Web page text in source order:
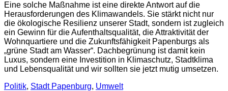
Eine solche Maßnahme ist eine direkte Antwort auf die
Herausforderungen des Klimawandels. Sie stärkt nicht nur
die ökologische Resilienz unserer Stadt, sondern ist zugleich
ein Gewinn für die Aufenthaltsqualität, die Attraktivität der
Wohnquartiere und die Zukunftsfähigkeit Papenburgs als
„grüne Stadt am Wasser“. Dachbegrünung ist damit kein
Luxus, sondern eine Investition in Klimaschutz, Stadtklima
und Lebensqualität und wir sollten sie jetzt mutig umsetzen.
Politik, Stadt Papenburg, Umwelt